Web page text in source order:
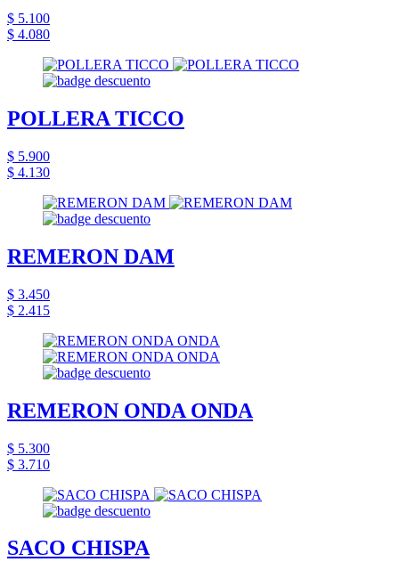
$ 5.100
$ 4.080
POLLERA TICCO
$ 5.900
$ 4.130
REMERON DAM
$ 3.450
$ 2.415
REMERON ONDA ONDA
$ 5.300
$ 3.710
SACO CHISPA